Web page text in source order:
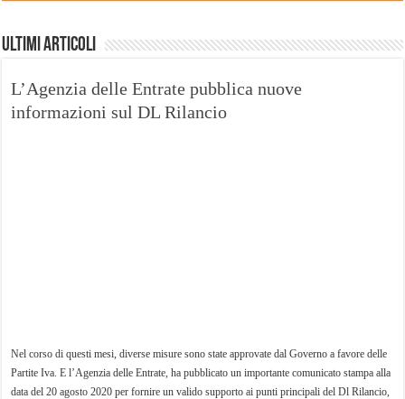
Ultimi Articoli
L’Agenzia delle Entrate pubblica nuove
informazioni sul DL Rilancio
Nel corso di questi mesi, diverse misure sono state approvate dal Governo a favore delle
Partite Iva. E l’Agenzia delle Entrate, ha pubblicato un importante comunicato stampa alla
data del 20 agosto 2020 per fornire un valido supporto ai punti principali del Dl Rilancio,